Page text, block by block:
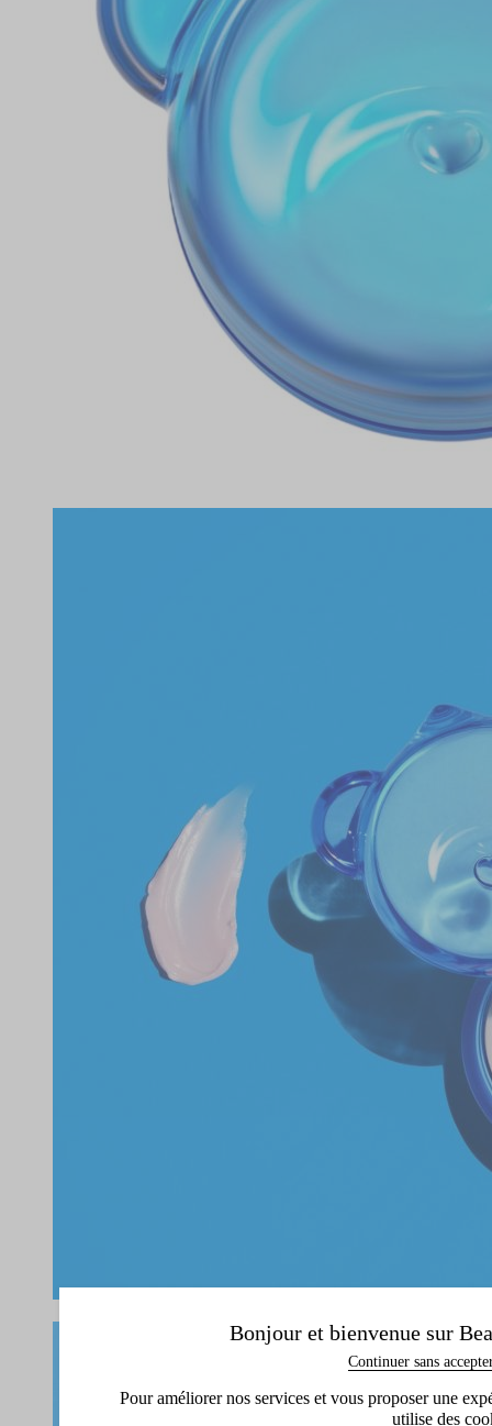
Bonjour et bienvenue sur
Continuer sans
Pour améliorer nos services et vous proposer une
utilise des